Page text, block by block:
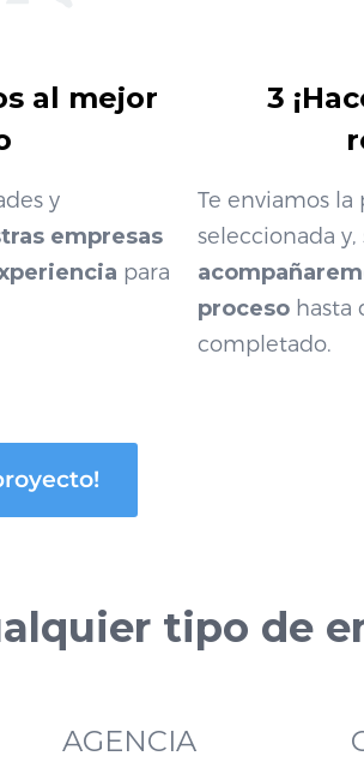
al mejor
y
empresas
para
3
Te enviamos la
seleccionada y,
proceso hasta
completado.
tipo de
AGENCIA